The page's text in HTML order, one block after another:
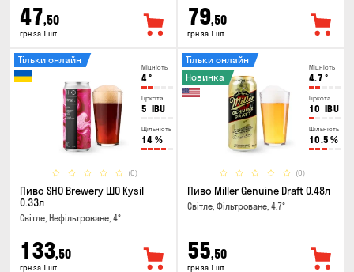
47,50
грн за 1 шт
79,50
грн за 1 шт
Міцність
4°
Гіркота
5 IBU
Щільність
14 %
(0)
Тільки онлайн
Пиво SHO Brewery ШО Kysil
0.33л
Світле, Нефільтроване, 4°
133,50
грн за 1 шт
Міцність
4.7 °
Гіркота
10 IBU
Щільність
10.5 %
(0)
Тільки онлайн
Новинка
Пиво Miller Genuine Draft 0.48л
Світле, Фільтроване, 4.7°
55,50
грн за 1 шт